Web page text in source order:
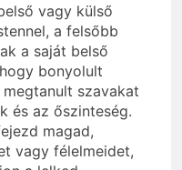
vagy külső
a felsőbb
a saját belső
bonyolult
szavakat
és az őszinteség.
magad,
vagy félelmeidet,